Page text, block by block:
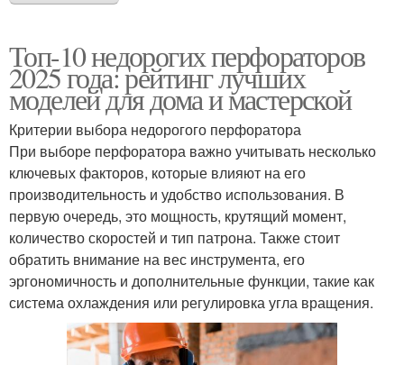
Топ-10 недорогих перфораторов
2025 года: рейтинг лучших
моделей для дома и мастерской
Критерии выбора недорогого перфоратора
При выборе перфоратора важно учитывать несколько
ключевых факторов, которые влияют на его
производительность и удобство использования. В
первую очередь, это мощность, крутящий момент,
количество скоростей и тип патрона. Также стоит
обратить внимание на вес инструмента, его
эргономичность и дополнительные функции, такие как
система охлаждения или регулировка угла вращения.